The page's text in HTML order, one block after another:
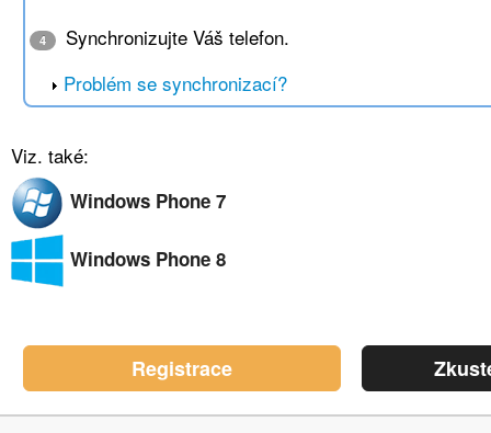
4
Synchronizujte Váš telefon.
Problém se synchronizací?
Viz. také:
Windows Phone 7
Windows Phone 8
Registrace